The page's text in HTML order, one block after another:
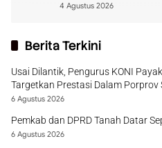
4 Agustus 2026
Berita Terkini
Usai Dilantik, Pengurus KONI
Targetkan Prestasi Dalam Porprov
6 Agustus 2026
Pemkab dan DPRD Tanah Datar
6 Agustus 2026